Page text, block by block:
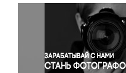
Окружающая среда
Политика
Правосудие
Происшествия и
Религия